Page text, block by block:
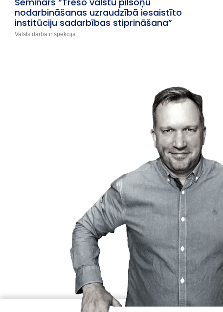
nodarbināšanas uzraudzībā iesaistīto
institūciju sadarbības stiprināšana”
Valsts darba inspekcija